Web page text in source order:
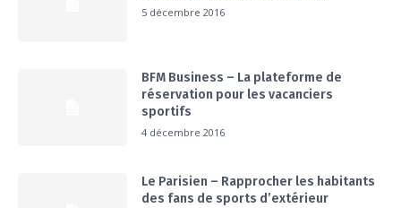
5 décembre 2016
BFM Business – La plateforme de
réservation pour les vacanciers
sportifs
4 décembre 2016
Le Parisien – Rapprocher les habitants
des fans de sports d’extérieur